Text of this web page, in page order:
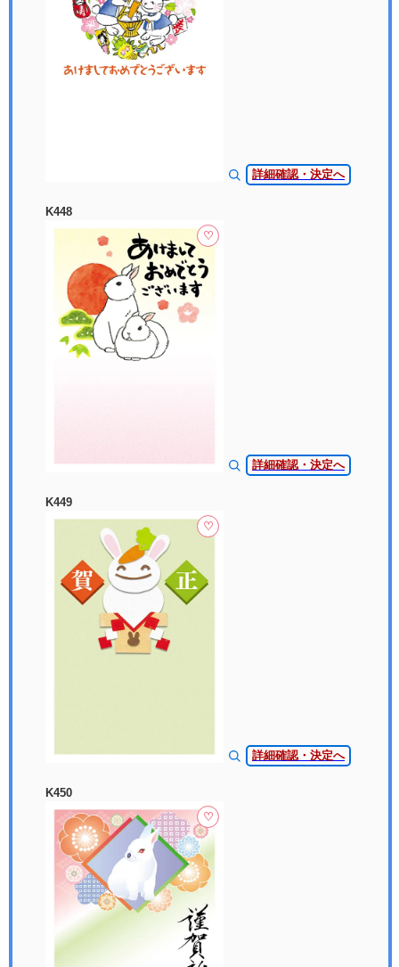
詳細確認・決定へ
K448
♡
詳細確認・決定へ
K449
♡
詳細確認・決定へ
K450
♡